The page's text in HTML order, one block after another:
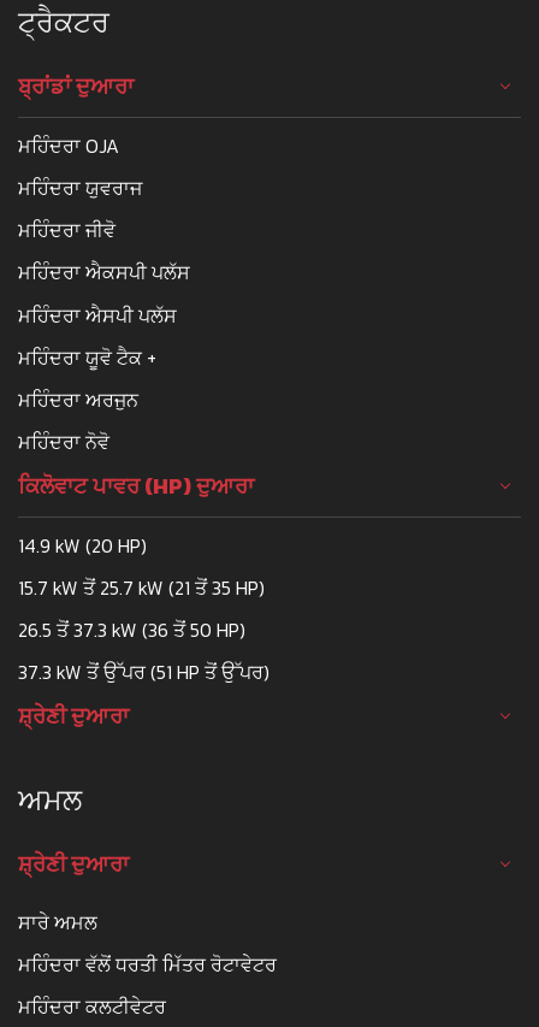
ਟ੍ਰੈਕਟਰ
ਬ੍ਰਾਂਡਾਂ ਦੁਆਰਾ
ਮਹਿੰਦਰਾ OJA
ਮਹਿੰਦਰਾ ਯੁਵਰਾਜ
ਮਹਿੰਦਰਾ ਜੀਵੋ
ਮਹਿੰਦਰਾ ਐਕਸਪੀ ਪਲੱਸ
ਮਹਿੰਦਰਾ ਐਸਪੀ ਪਲੱਸ
ਮਹਿੰਦਰਾ ਯੂਵੋ ਟੈਕ +
ਮਹਿੰਦਰਾ ਅਰਜੁਨ
ਮਹਿੰਦਰਾ ਨੋਵੋ
ਕਿਲੋਵਾਟ ਪਾਵਰ (HP) ਦੁਆਰਾ
14.9 kW (20 HP)
15.7 kW ਤੋਂ 25.7 kW (21 ਤੋਂ 35 HP)
26.5 ਤੋਂ 37.3 kW (36 ਤੋਂ 50 HP)
37.3 kW ਤੋਂ ਉੱਪਰ (51 HP ਤੋਂ ਉੱਪਰ)
ਸ਼੍ਰੇਣੀ ਦੁਆਰਾ
ਅਮਲ
ਸ਼੍ਰੇਣੀ ਦੁਆਰਾ
ਸਾਰੇ ਅਮਲ
ਮਹਿੰਦਰਾ ਵੱਲੋਂ ਧਰਤੀ ਮਿੱਤਰ ਰੋਟਾਵੇਟਰ
ਮਹਿੰਦਰਾ ਕਲਟੀਵੇਟਰ